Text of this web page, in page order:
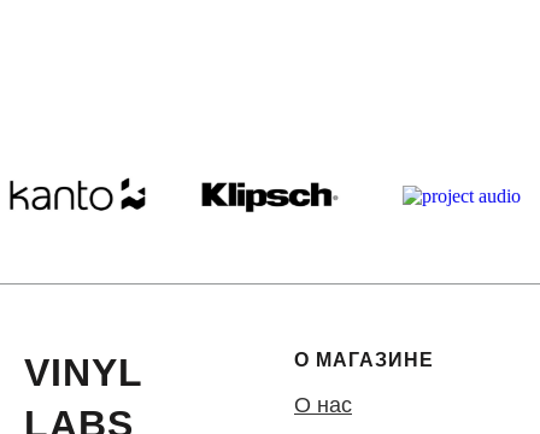
VINYL
LABS
О МАГАЗИНЕ
О нас